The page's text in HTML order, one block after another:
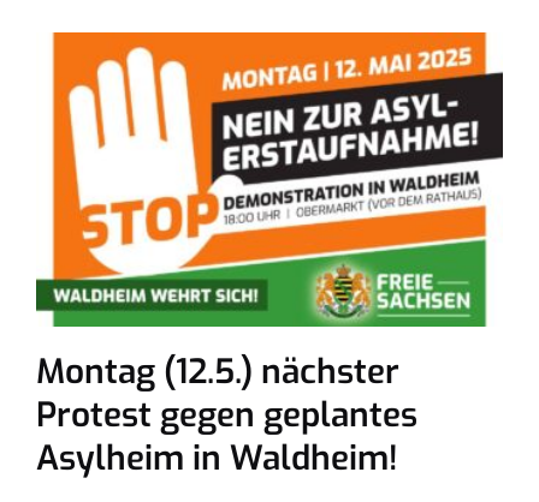
Montag (12.5.) nächster
Protest gegen geplantes
Asylheim in Waldheim!